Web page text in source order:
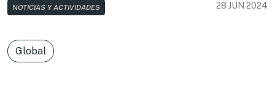
NOTICIAS Y ACTIVIDADES 28 JUN 2024
Global